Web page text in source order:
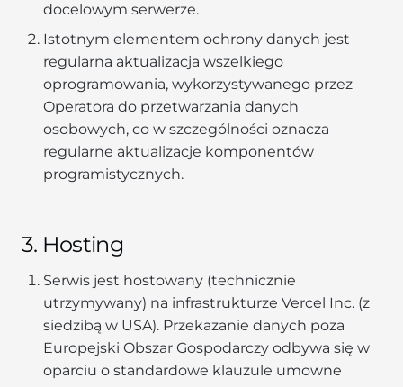
docelowym serwerze.
Istotnym elementem ochrony danych jest
regularna aktualizacja wszelkiego
oprogramowania, wykorzystywanego przez
Operatora do przetwarzania danych
osobowych, co w szczególności oznacza
regularne aktualizacje komponentów
programistycznych.
3. Hosting
Serwis jest hostowany (technicznie
utrzymywany) na infrastrukturze Vercel Inc. (z
siedzibą w USA). Przekazanie danych poza
Europejski Obszar Gospodarczy odbywa się w
oparciu o standardowe klauzule umowne